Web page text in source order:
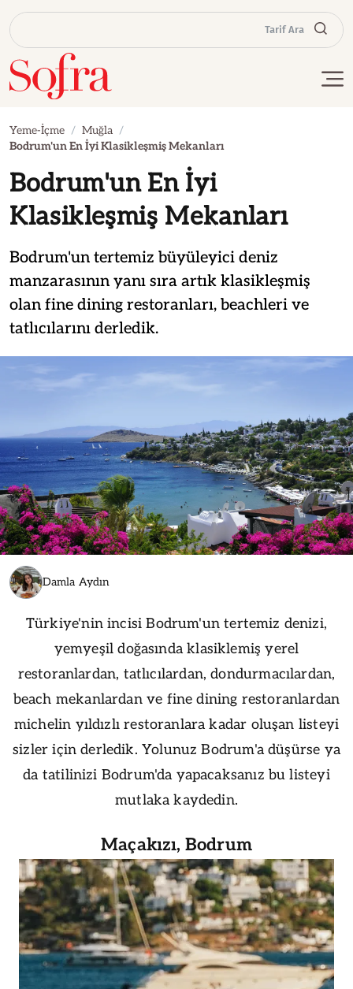
Tarif Ara
Yeme-İçme
Muğla
Bodrum'un En İyi Klasikleşmiş Mekanları
Bodrum'un En İyi
Klasikleşmiş Mekanları
Bodrum'un tertemiz büyüleyici deniz
manzarasının yanı sıra artık klasikleşmiş
olan fine dining restoranları, beachleri ve
tatlıcılarını derledik.
Damla Aydın
Türkiye'nin incisi Bodrum'un tertemiz denizi,
yemyeşil doğasında klasiklemiş yerel
restoranlardan, tatlıcılardan, dondurmacılardan,
beach mekanlardan ve fine dining restoranlardan
michelin yıldızlı restoranlara kadar oluşan listeyi
sizler için derledik. Yolunuz Bodrum'a düşürse ya
da tatilinizi Bodrum'da yapacaksanız bu listeyi
mutlaka kaydedin.
Maçakızı, Bodrum